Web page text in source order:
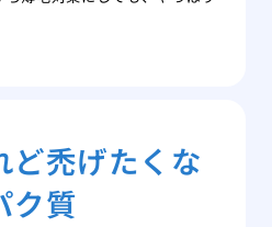
ど禿げたくな
ク質